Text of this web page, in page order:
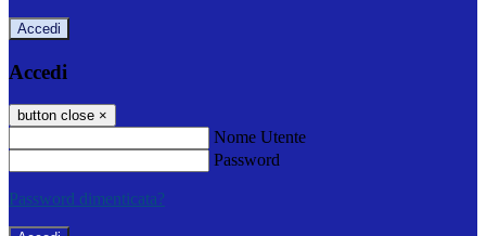
Accedi
Accedi
button close ×
Nome Utente
Password
Password dimenticata?